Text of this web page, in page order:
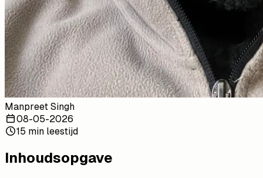
Manpreet Singh
08-05-2026
15 min leestijd
Inhoudsopgave